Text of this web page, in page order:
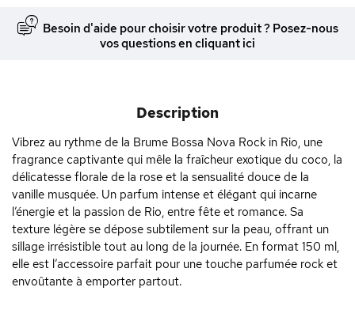
Besoin d'aide pour choisir votre produit ? Posez-nous
vos questions en cliquant ici
Description
Vibrez au rythme de la Brume Bossa Nova Rock in Rio, une
fragrance captivante qui mêle la fraîcheur exotique du coco, la
délicatesse florale de la rose et la sensualité douce de la
vanille musquée. Un parfum intense et élégant qui incarne
l’énergie et la passion de Rio, entre fête et romance. Sa
texture légère se dépose subtilement sur la peau, offrant un
sillage irrésistible tout au long de la journée. En format 150 ml,
elle est l’accessoire parfait pour une touche parfumée rock et
envoûtante à emporter partout.